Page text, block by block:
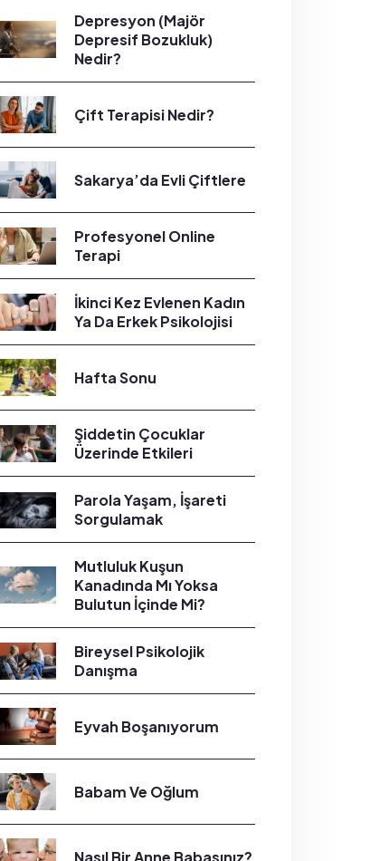
Depresyon (Majör
Depresif Bozukluk)
Nedir?
Çift Terapisi Nedir?
Sakarya’da Evli Çiftlere
Profesyonel Online
Terapi
İkinci Kez Evlenen Kadın
Ya Da Erkek Psikolojisi
Hafta Sonu
Şiddetin Çocuklar
Üzerinde Etkileri
Parola Yaşam, İşareti
Sorgulamak
Mutluluk Kuşun
Kanadında Mı Yoksa
Bulutun İçinde Mi?
Bireysel Psikolojik
Danışma
Eyvah Boşanıyorum
Babam Ve Oğlum
Nasıl Bir Anne Babasınız?